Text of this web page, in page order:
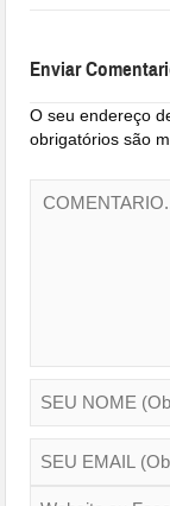
Enviar
O seu endereço
obrigatórios são